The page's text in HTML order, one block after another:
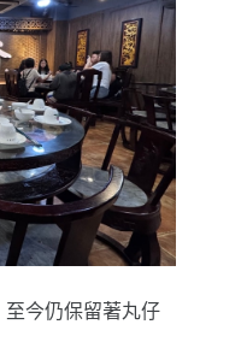
至今仍保留著丸仔